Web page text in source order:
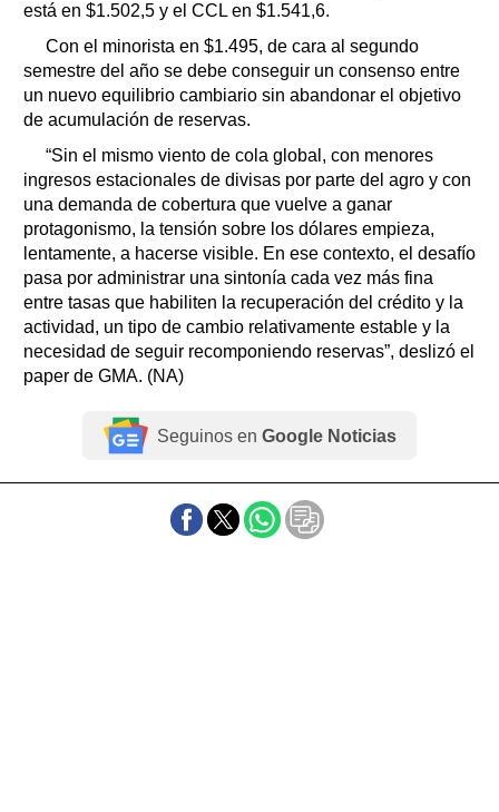
está en $1.502,5 y el CCL en $1.541,6.
Con el minorista en $1.495, de cara al segundo
semestre del año se debe conseguir un consenso entre
un nuevo equilibrio cambiario sin abandonar el objetivo
de acumulación de reservas.
“Sin el mismo viento de cola global, con menores
ingresos estacionales de divisas por parte del agro y con
una demanda de cobertura que vuelve a ganar
protagonismo, la tensión sobre los dólares empieza,
lentamente, a hacerse visible. En ese contexto, el desafío
pasa por administrar una sintonía cada vez más fina
entre tasas que habiliten la recuperación del crédito y la
actividad, un tipo de cambio relativamente estable y la
necesidad de seguir recomponiendo reservas”, deslizó el
paper de GMA. (NA)
Seguinos en Google Noticias